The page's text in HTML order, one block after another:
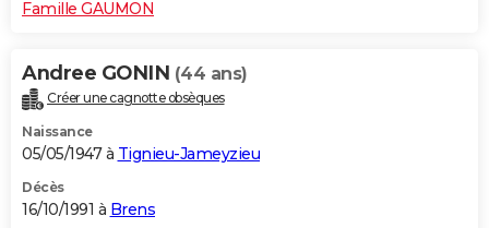
Famille GAUMON
Andree GONIN (44 ans)
Créer une cagnotte obsèques
Naissance
05/05/1947 à Tignieu-Jameyzieu
Décès
16/10/1991 à Brens